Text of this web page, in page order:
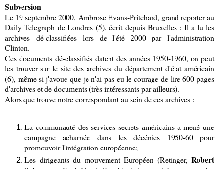
Subversion
Le 19 septembre 2000, Ambrose Evans-Pritchard, grand reporter au
Daily Telegraph de Londres (5), écrit depuis Bruxelles : Il a lu les
archives dé-classifiées lors de l'été 2000 par l'administration
Clinton.
Ces documents dé-classifiés datent des années 1950-1960, on peut
les trouver sur le site des archives du département d'état américain
(6), même si j'avoue que je n'ai pas eu le courage de lire 600 pages
d'archives et de documents (très intéressants par ailleurs).
Alors que trouve notre correspondant au sein de ces archives :
La communauté des services secrets américains a mené une
campagne acharnée dans les décénies 1950-60 pour
promouvoir l'intégration européenne;
Les dirigeants du mouvement Européen (Retinger, Robert